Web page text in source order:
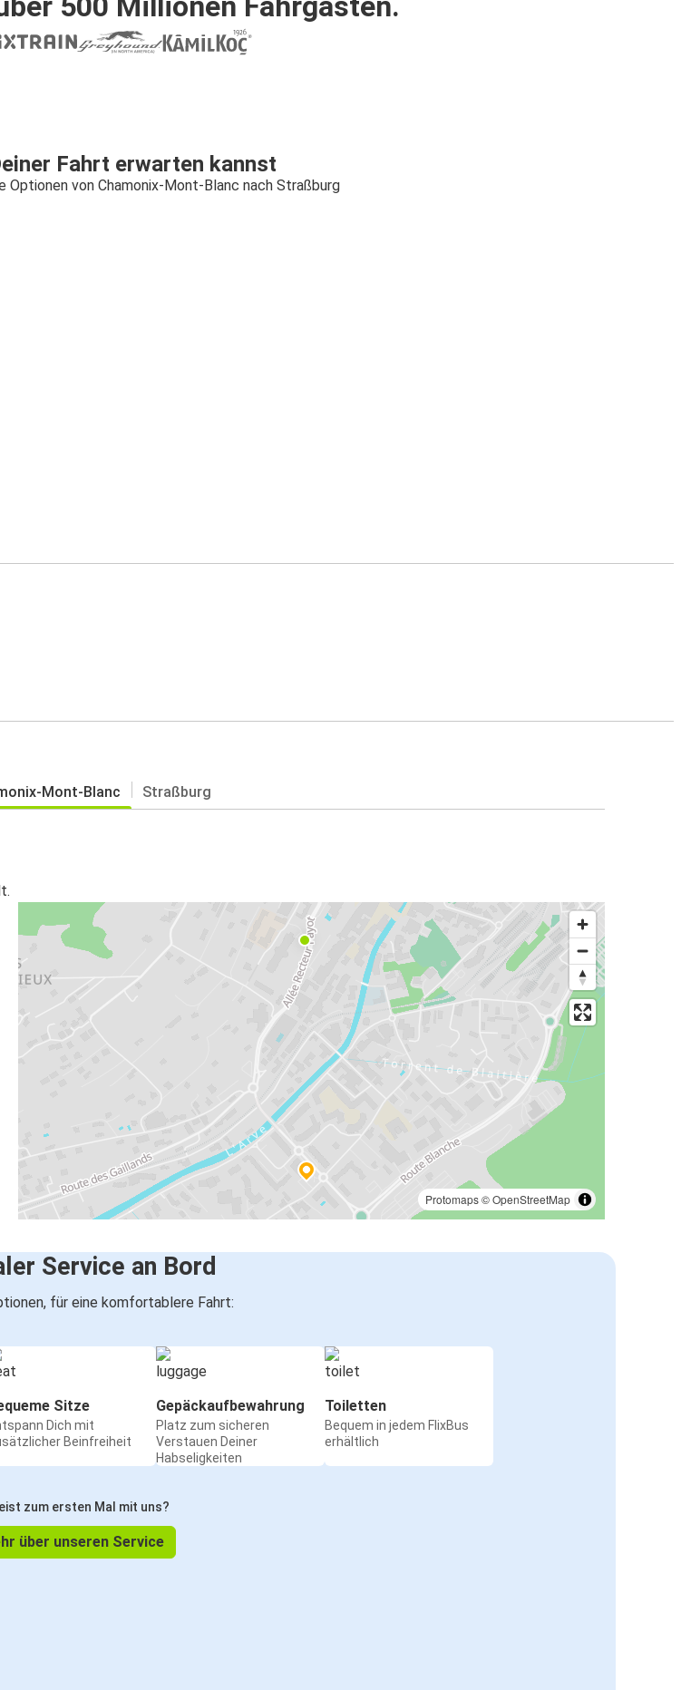
Fahrt erwarten kannst
Optionen von Chamonix-Mont-Blanc nach Straßburg
Mont-Blanc Straßburg
Protomaps©OpenStreetMap
Service an Bord
für eine komfortablere Fahrt:
Sitze
Dich mit
Beinfreiheit
Gepäckaufbewahrung
Platz zum sicheren
Verstauen Deiner
Habseligkeiten
Toiletten
Bequem in jedem FlixBus
erhältlich
zum ersten Mal mit uns?
über unseren Service